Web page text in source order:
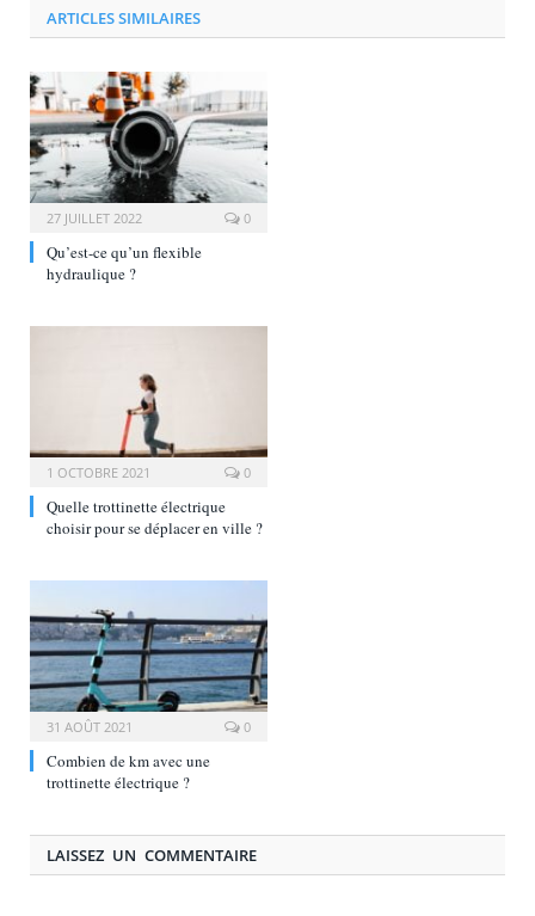
ARTICLES SIMILAIRES
27 JUILLET 2022 0
Qu’est-ce qu’un flexible
hydraulique ?
1 OCTOBRE 2021 0
Quelle trottinette électrique
choisir pour se déplacer en ville ?
31 AOÛT 2021 0
Combien de km avec une
trottinette électrique ?
LAISSEZ UN COMMENTAIRE